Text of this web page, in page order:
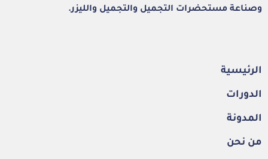
وصناعة مستحضرات التجميل والتجميل والليزر.
الرئيسية
الدورات
المدونة
من نحن